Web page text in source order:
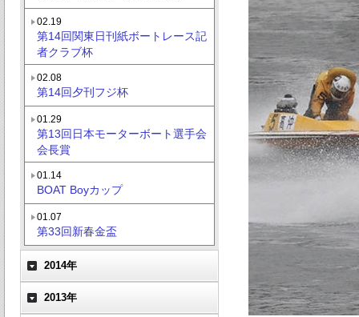
02.19
第14回関東日刊紙ボートレース記
者クラブ杯
02.08
第14回夕刊フジ杯
01.29
第13回日本モーターボート選手会
会長賞
01.14
BOAT Boyカップ
01.07
第33回新春金盃
2014年
2013年